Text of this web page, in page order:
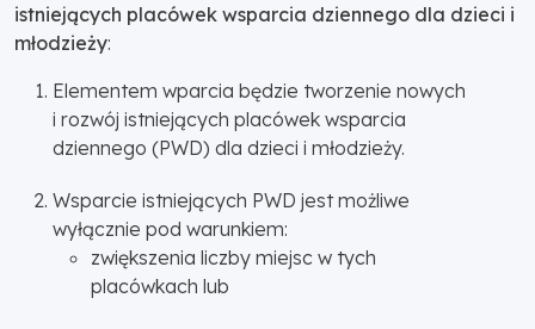
istniejących placówek wsparcia dziennego dla dzieci i
młodzieży:
Elementem wparcia będzie tworzenie nowych
i rozwój istniejących placówek wsparcia
dziennego (PWD) dla dzieci i młodzieży.
Wsparcie istniejących PWD jest możliwe
wyłącznie pod warunkiem:
zwiększenia liczby miejsc w tych
placówkach lub